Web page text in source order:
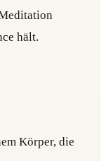
hält.
Körper, die